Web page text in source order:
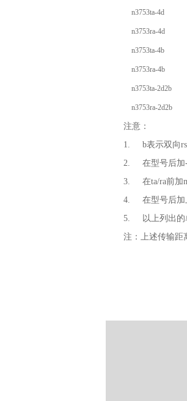
n3753ta-4d
n3753ra-4d
n3753ta-4b
n3753ra-4b
n3753ta-2d2b
n3753ra-2d2b
注意：
1. b表示双向
2. 在型号后加-
3. 在ta/ra前加m
4. 在型号后加
5. 以上列出的单
注：上述传输距